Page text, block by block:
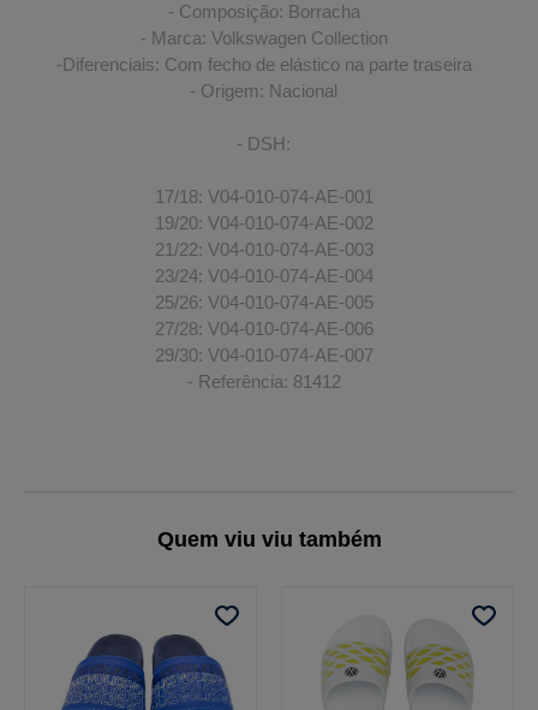
- Composição: Borracha
- Marca: Volkswagen Collection
-Diferenciais: Com fecho de elástico na parte traseira
- Origem: Nacional
- DSH:
17/18: V04-010-074-AE-001
19/20: V04-010-074-AE-002
21/22: V04-010-074-AE-003
23/24: V04-010-074-AE-004
25/26: V04-010-074-AE-005
27/28: V04-010-074-AE-006
29/30: V04-010-074-AE-007
- Referência: 81412
Quem viu viu também